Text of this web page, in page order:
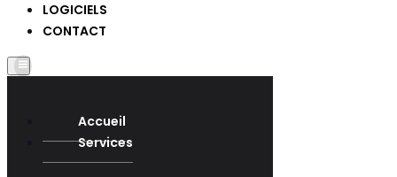
LOGICIELS
CONTACT
Accueil
Services